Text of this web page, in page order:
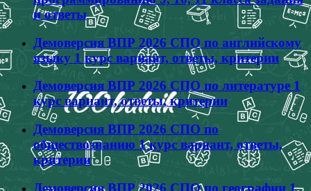
и ответы
Демоверсия ВПР 2026 СПО по английскому
языку 1 курс вариант, ответы, критерии
Демоверсия ВПР 2026 СПО по литературе 1
курс вариант, ответы, критерии
Демоверсия ВПР 2026 СПО по
обществознанию 1 курс вариант, ответы,
критерии
Демоверсия ВПР 2026 СПО по географии 1